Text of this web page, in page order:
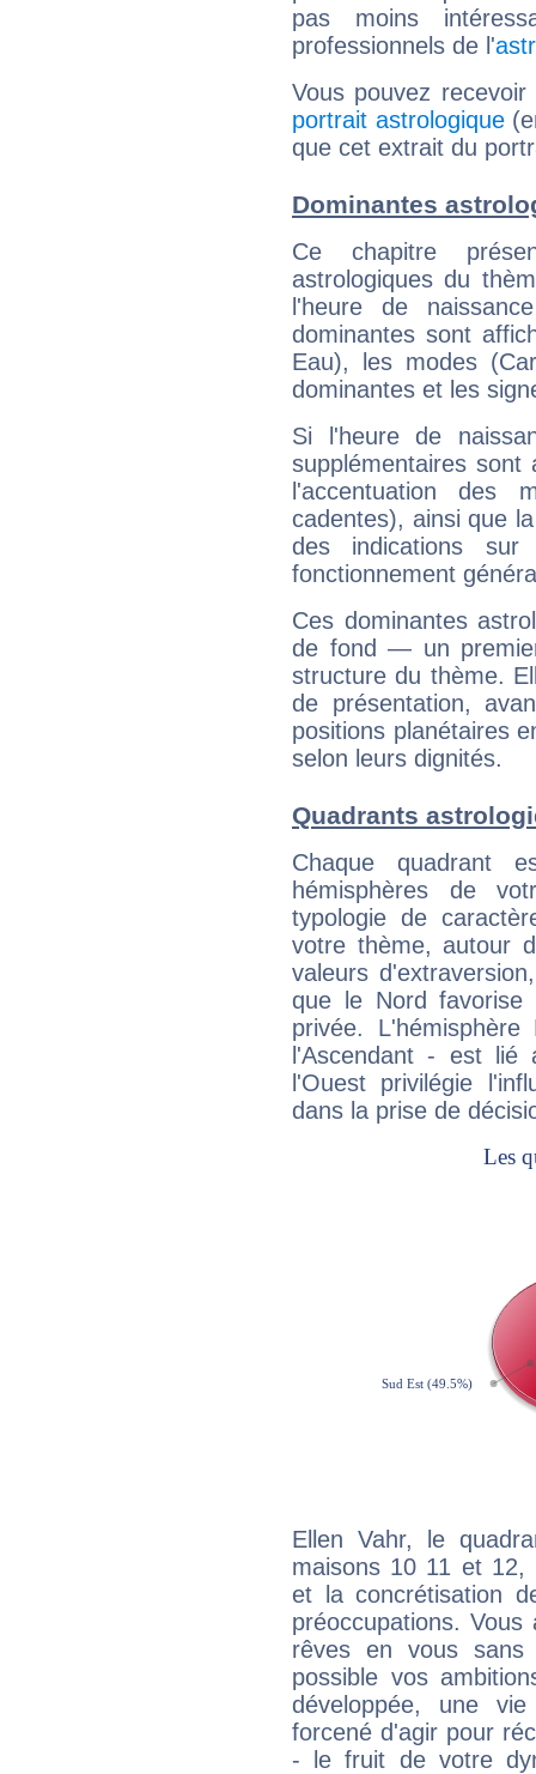
pas moins
professionnels de l'
Vous pouvez
portrait astrologique
que cet extrait du
Dominantes
Ce chapitre
astrologiques du
l'heure de
dominantes sont
Eau), les modes
dominantes et les
Si l'heure de
supplémentaires sont
l'accentuation des
cadentes), ainsi que
des indications sur
fonctionnement
Ces dominantes
de fond — un
structure du thème.
de présentation,
positions planétaires
selon leurs dignités.
Quadrants
Chaque quadrant
hémisphères de
typologie de
votre thème, autour
valeurs
que le Nord favorise
privée.
l'Ascendant - est
l'Ouest privilégie
dans la prise de
Ellen Vahr, le
maisons 10 11 et 12,
et la concrétisation
préoccupations.
rêves en vous sans
possible vos
développée, une
forcené d'agir pour
- le fruit de votre